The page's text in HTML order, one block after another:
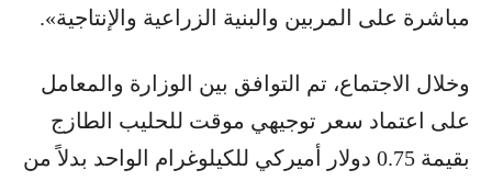
مباشرة على المربين والبنية الزراعية والإنتاجية».
وخلال الاجتماع، تم التوافق بين الوزارة والمعامل
على اعتماد سعر توجيهي موقت للحليب الطازج
بقيمة 0.75 دولار أميركي للكيلوغرام الواحد بدلاً من